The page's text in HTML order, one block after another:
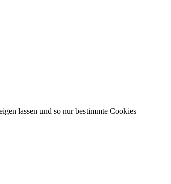
lassen und so nur bestimmte Cookies